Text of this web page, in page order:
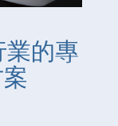
業的專